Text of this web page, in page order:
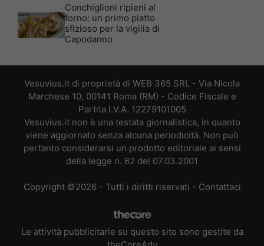
Conchiglioni ripieni al
forno: un primo piatto
sfizioso per la vigilia di
Capodanno
Vesuvius.it di proprietà di WEB 365 SRL - Via Nicola
Marchese 10, 00141 Roma (RM) - Codice Fiscale e
Partita I.V.A. 12279101005
Vesuvius.it non è una testata giornalistica, in quanto
viene aggiornato senza alcuna periodicità. Non può
pertanto considerarsi un prodotto editoriale ai sensi
della legge n. 62 del 07.03.2001
Copyright ©2026 - Tutti i diritti riservati - Contattaci
Le attività pubblicitarie su questo sito sono gestite da